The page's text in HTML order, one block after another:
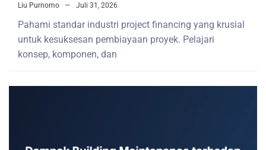
Liu Purnomo Juli 31, 2026
Pahami standar industri project financing yang krusial
untuk kesuksesan pembiayaan proyek. Pelajari
konsep, komponen, dan